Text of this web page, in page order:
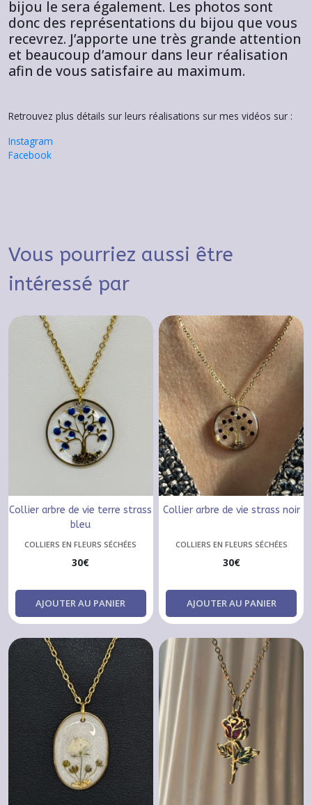
bijou le sera également. Les photos sont
donc des représentations du bijou que vous
recevrez. J’apporte une très grande attention
et beaucoup d’amour dans leur réalisation
afin de vous satisfaire au maximum.
Retrouvez plus détails sur leurs réalisations sur mes vidéos sur :
Instagram
Facebook
Vous pourriez aussi être
intéressé par
Collier arbre de vie terre strass
bleu
COLLIERS EN FLEURS SÉCHÉES
30€
AJOUTER AU PANIER
Collier arbre de vie strass noir
COLLIERS EN FLEURS SÉCHÉES
30€
AJOUTER AU PANIER